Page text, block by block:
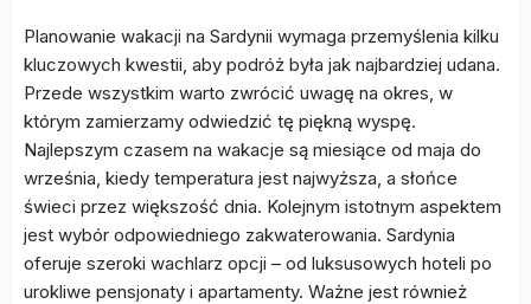
Planowanie wakacji na Sardynii wymaga przemyślenia kilku
kluczowych kwestii, aby podróż była jak najbardziej udana.
Przede wszystkim warto zwrócić uwagę na okres, w
którym zamierzamy odwiedzić tę piękną wyspę.
Najlepszym czasem na wakacje są miesiące od maja do
września, kiedy temperatura jest najwyższa, a słońce
świeci przez większość dnia. Kolejnym istotnym aspektem
jest wybór odpowiedniego zakwaterowania. Sardynia
oferuje szeroki wachlarz opcji – od luksusowych hoteli po
urokliwe pensjonaty i apartamenty. Ważne jest również